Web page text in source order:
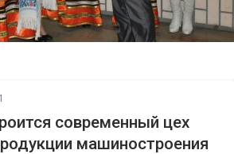
современный цех
машиностроения